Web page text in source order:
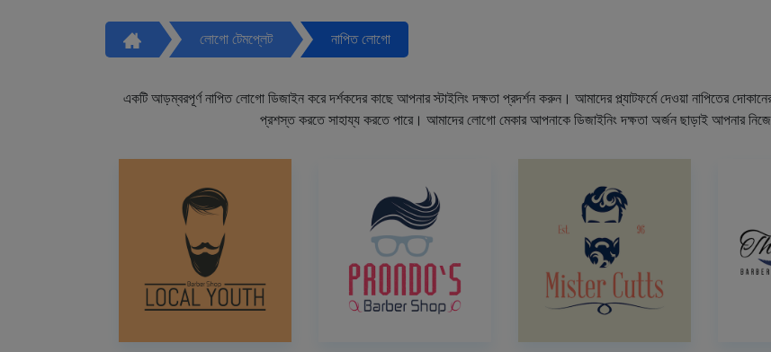
লোগো টেমপ্লেট নাপিত লোগো
একটি আড়ম্বরপূর্ণ নাপিত লোগো ডিজাইন করে দর্শকদের কাছে আপনার স্টাইলিং দক্ষতা প্রদর্শন করুন। আমাদের প্ল্যাটফর্মে দেওয়া নাপিতের
প্রশস্ত করতে সাহায্য করতে পারে। আমাদের লোগো মেকার আপনাকে ডিজাইনিং দক্ষতা অর্জন ছাড়াই আপনার